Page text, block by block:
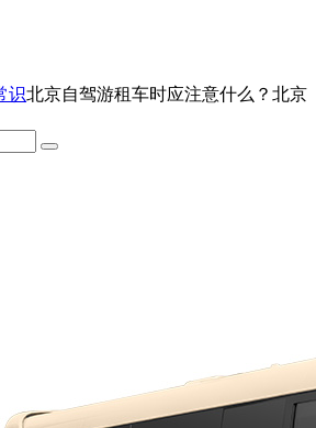
识北京自驾游租车时应注意什么？北京